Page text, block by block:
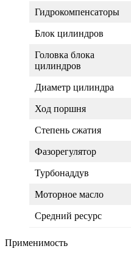
Гидрокомпенсаторы
Блок цилиндров
Головка блока
цилиндров
Диаметр цилиндра
Ход поршня
Степень сжатия
Фазорегулятор
Турбонаддув
Моторное масло
Средний ресурс
Применимость